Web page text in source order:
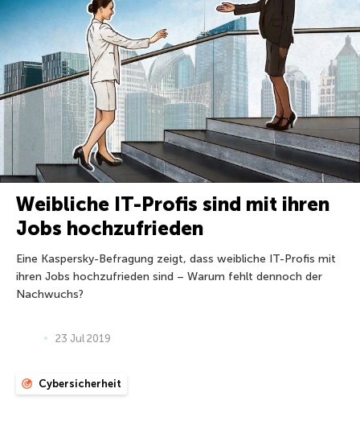
Weibliche IT-Profis sind mit ihren
Jobs hochzufrieden
Eine Kaspersky-Befragung zeigt, dass weibliche IT-Profis mit
ihren Jobs hochzufrieden sind – Warum fehlt dennoch der
Nachwuchs?
23 Jul 2019
Cybersicherheit